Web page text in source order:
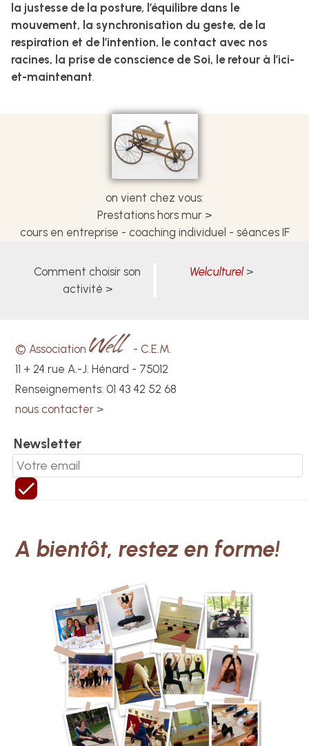
la justesse de la posture, l’équilibre dans le
mouvement, la synchronisation du geste, de la
respiration et de l’intention, le contact avec nos
racines, la prise de conscience de Soi, le retour à l’ici-
et-maintenant.
on vient chez vous:
Prestations hors mur >
cours en entreprise - coaching individuel - séances IF
Comment choisir son
activité
Welculturel
© Association
- C.E.M.
11 + 24 rue A.-J. Hénard - 75012
Renseignements: 01 43 42 52 68
nous contacter >
Newsletter
A bientôt, restez en forme!